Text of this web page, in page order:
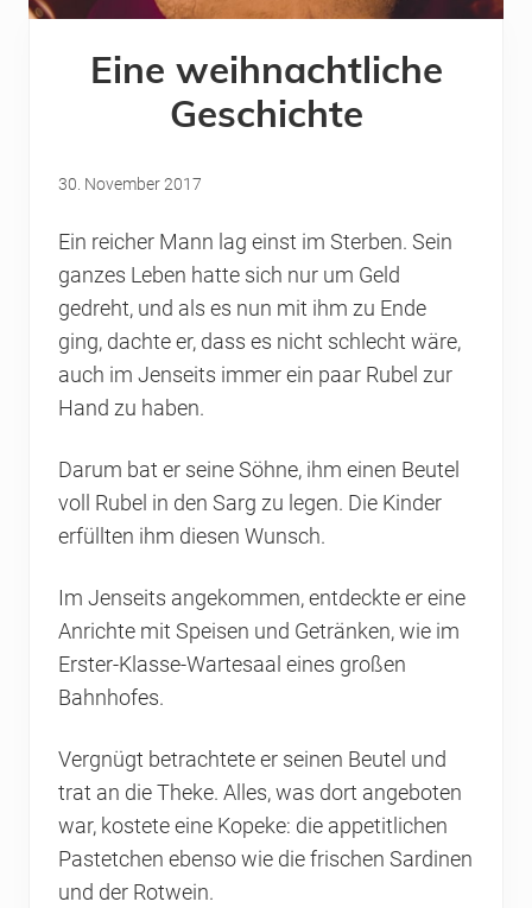
Eine weihnachtliche
Geschichte
30. November 2017
Ein reicher Mann lag einst im Sterben. Sein
ganzes Leben hatte sich nur um Geld
gedreht, und als es nun mit ihm zu Ende
ging, dachte er, dass es nicht schlecht wäre,
auch im Jenseits immer ein paar Rubel zur
Hand zu haben.
Darum bat er seine Söhne, ihm einen Beutel
voll Rubel in den Sarg zu legen. Die Kinder
erfüllten ihm diesen Wunsch.
Im Jenseits angekommen, entdeckte er eine
Anrichte mit Speisen und Getränken, wie im
Erster-Klasse-Wartesaal eines großen
Bahnhofes.
Vergnügt betrachtete er seinen Beutel und
trat an die Theke. Alles, was dort angeboten
war, kostete eine Kopeke: die appetitlichen
Pastetchen ebenso wie die frischen Sardinen
und der Rotwein.